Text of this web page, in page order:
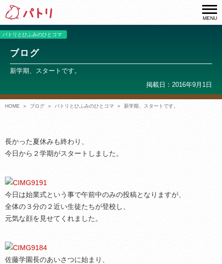
MENU
パトリとひふみのひとコマ
ブログ
新学期、スタートです。
掲載日：2016年9月1日
HOME ブログ パトリとひふみのひとコマ 新学期、スタートです。
長かった夏休みも終わり、
今日から２学期がスタートしました。
今日は始業式という事で午前中のみの投稿となりますが、
全体の３分の２近い生徒たちが登校し、
元気な顔を見せてくれました。
佐藤学園長のあいさつに始まり、